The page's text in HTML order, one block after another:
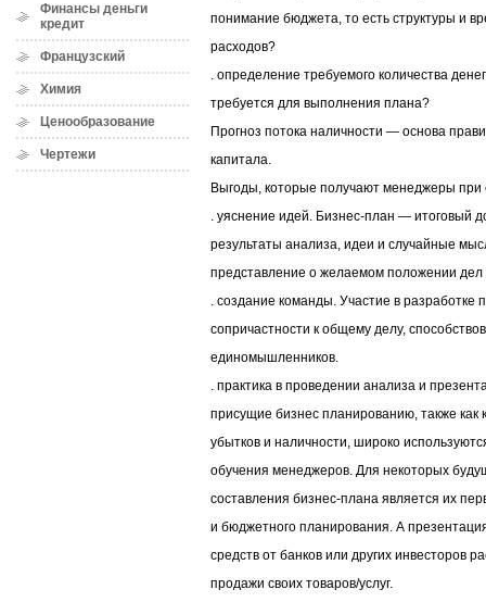
Финансы деньги
кредит
Французский
Химия
Ценообразование
Чертежи
понимание бюджета, то есть структуры и
расходов?
. определение требуемого количества
требуется для выполнения плана?
Прогноз потока наличности — основа
капитала.
Выгоды, которые получают менеджеры при
. уяснение идей. Бизнес-план — итоговый
результаты анализа, идеи и случайные
представление о желаемом положении дел
. создание команды. Участие в разработке
сопричастности к общему делу,
единомышленников.
. практика в проведении анализа и
присущие бизнес планированию, также как
убытков и наличности, широко
обучения менеджеров. Для некоторых
составления бизнес-плана является их
и бюджетного планирования. А
средств от банков или других инвесторов
продажи своих товаров/услуг.